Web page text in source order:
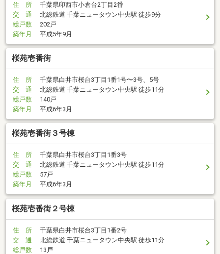
住 所
千葉県印西市小倉台2丁目2番
交 通
北総鉄道 千葉ニュータウン中央駅 徒歩9分
総戸数
202戸
築年月
平成5年9月
桜苑壱番街
住 所
千葉県白井市桜台3丁目1番1号〜3号、5号
交 通
北総鉄道 千葉ニュータウン中央駅 徒歩11分
総戸数
140戸
築年月
平成6年3月
桜苑壱番街３号棟
住 所
千葉県白井市桜台3丁目1番3号
交 通
北総鉄道 千葉ニュータウン中央駅 徒歩11分
総戸数
57戸
築年月
平成6年3月
桜苑壱番街２号棟
住 所
千葉県白井市桜台3丁目1番2号
交 通
北総鉄道 千葉ニュータウン中央駅 徒歩11分
総戸数
13戸